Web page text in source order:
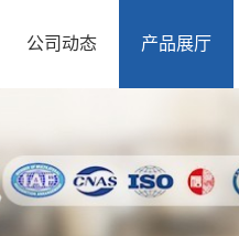
公司动态 产品展厅